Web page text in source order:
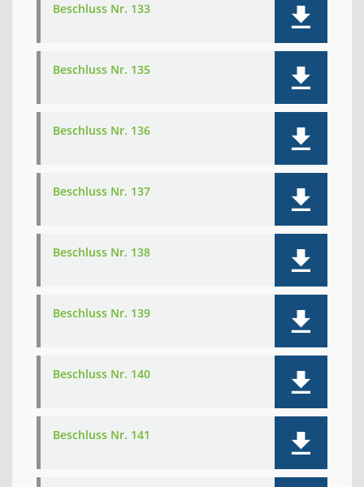
Beschluss Nr. 133
Beschluss Nr. 135
Beschluss Nr. 136
Beschluss Nr. 137
Beschluss Nr. 138
Beschluss Nr. 139
Beschluss Nr. 140
Beschluss Nr. 141